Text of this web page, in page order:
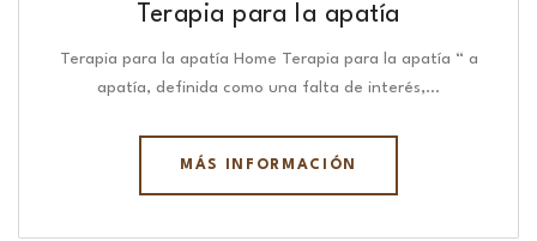
Terapia para la apatía
Terapia para la apatía Home Terapia para la apatía “ a
apatía, definida como una falta de interés,…
MÁS INFORMACIÓN